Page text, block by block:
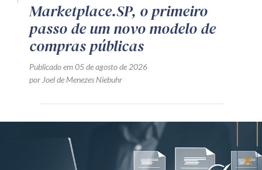
Marketplace.SP, o primeiro
passo de um novo modelo de
compras públicas
Publicado em 05 de agosto de 2026
por Joel de Menezes Niebuhr